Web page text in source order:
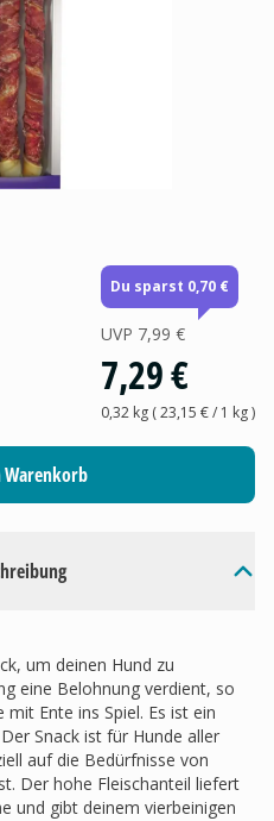
um deinen Hund zu
eine Belohnung verdient, so
Ente ins Spiel. Es ist ein
Snack ist für Hunde aller
auf die Bedürfnisse von
Der hohe Fleischanteil liefert
und gibt deinem vierbeinigen
Du sparst 0,70 €
UVP 7,99 €
7,29 €
0,32 kg(23,15 €/ 1 kg)
Warenkorb